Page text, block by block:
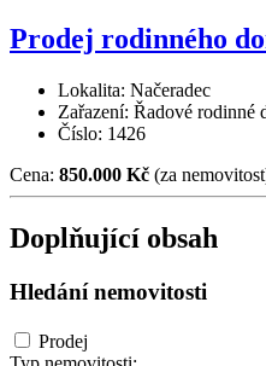
Prodej rodinného
Lokalita: Načeradec
Zařazení: Řadové rodinné
Číslo: 1426
Cena: 850.000 Kč (za
Doplňující obsah
Hledání nemovitosti
Prodej